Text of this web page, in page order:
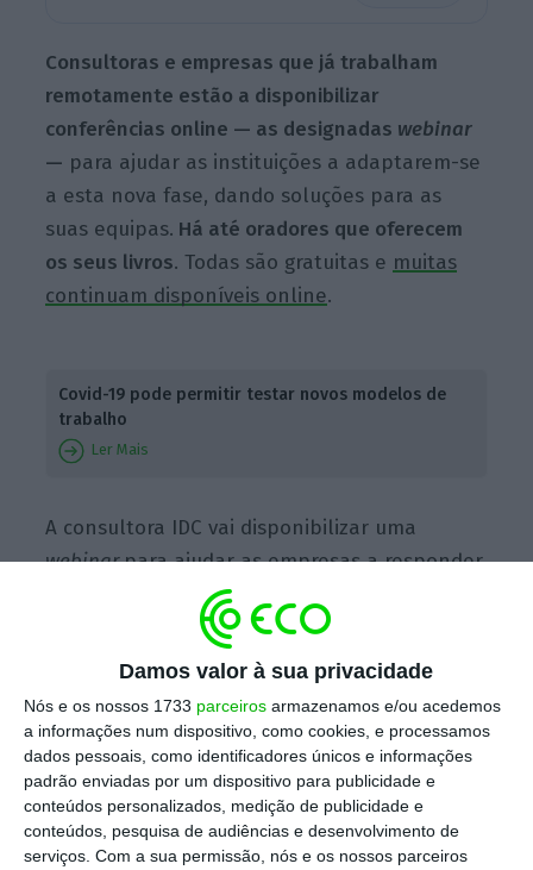
Damos valor à sua privacidade
Nós e os nossos 1733 parceiros armazenamos e/ou acedemos
a informações num dispositivo, como cookies, e processamos
dados pessoais, como identificadores únicos e informações
padrão enviadas por um dispositivo para publicidade e
conteúdos personalizados, medição de publicidade e
conteúdos, pesquisa de audiências e desenvolvimento de
serviços. Com a sua permissão, nós e os nossos parceiros
Consultoras e empresas que já trabalham
remotamente estão a disponibilizar
conferências online — as designadas webinar
— para ajudar as instituições a adaptarem-se
a esta nova fase, dando soluções para as
suas equipas. Há até oradores que oferecem
os seus livros. Todas são gratuitas e muitas
continuam disponíveis online.
Covid-19 pode permitir testar novos modelos de
trabalho
Ler Mais
A consultora IDC vai disponibilizar uma
webinarpara ajudar as empresas a responder
ao avanço da pandemia em termos dos novos
modelos de trabalho — “COVID-19 First
Response: The Transition to Remote Work
19 de março.A participação também não tem
quaisquer custos e para participar basta
inscrever-seno site oficial.
AGrow Remote, uma organização sem fins
lucrativos que ajuda empresas e